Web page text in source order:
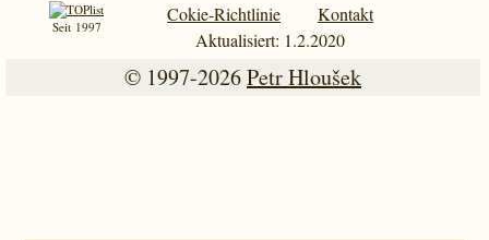
Seit 1997
Cokie-Richtlinie
Kontakt
Aktualisiert: 1.2.2020
© 1997-2026Petr Hloušek